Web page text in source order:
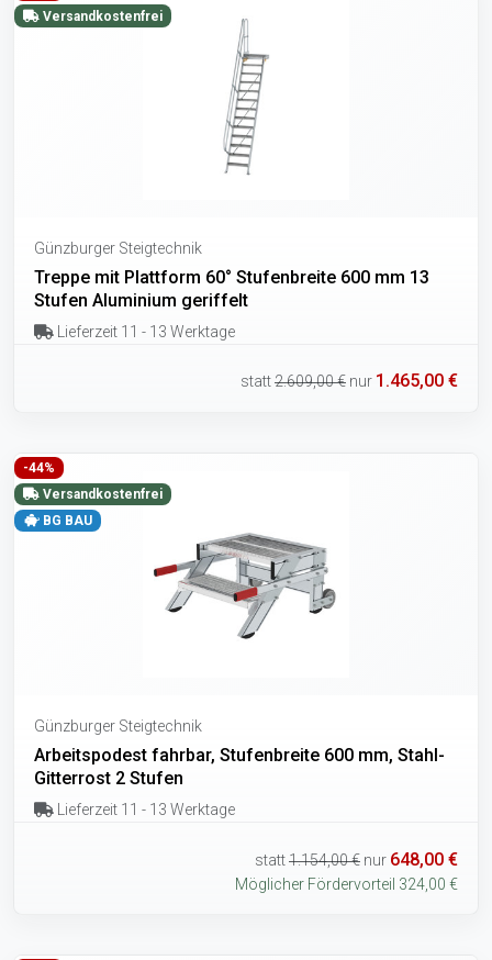
Versandkostenfrei
Günzburger Steigtechnik
Treppe mit Plattform 60° Stufenbreite 600 mm 13
Stufen Aluminium geriffelt
Lieferzeit 11 - 13 Werktage
statt2.609,00 € nur 1.465,00 €
-44%
Versandkostenfrei
BG BAU
Günzburger Steigtechnik
Arbeitspodest fahrbar, Stufenbreite 600 mm, Stahl-
Gitterrost 2 Stufen
Lieferzeit 11 - 13 Werktage
statt1.154,00 € nur 648,00 €
Möglicher Fördervorteil 324,00 €